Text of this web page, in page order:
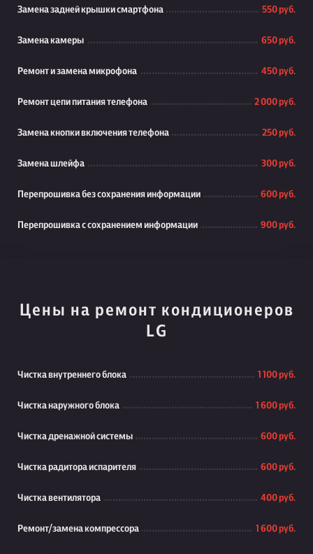
Замена задней крышки смартфона 550 руб.
Замена камеры 650 руб.
Ремонт и замена микрофона 450 руб.
Ремонт цепи питания телефона 2 000 руб.
Замена кнопки включения телефона 250 руб.
Замена шлейфа 300 руб.
Перепрошивка без сохранения информации 600 руб.
Перепрошивка с сохранением информации 900 руб.
Цены на ремонт кондиционеров
LG
Чистка внутреннего блока 1 100 руб.
Чистка наружного блока 1 600 руб.
Чистка дренажной системы 600 руб.
Чистка радитора испарителя 600 руб.
Чистка вентилятора 400 руб.
Ремонт/замена компрессора 1 600 руб.